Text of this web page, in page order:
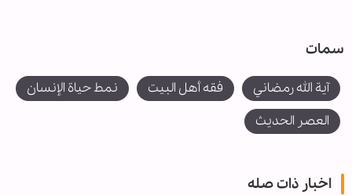
سمات
آية الله رمضاني فقه أهل البيت
نمط حياة الإنسان
العصر الحديث
اخبار ذات صله